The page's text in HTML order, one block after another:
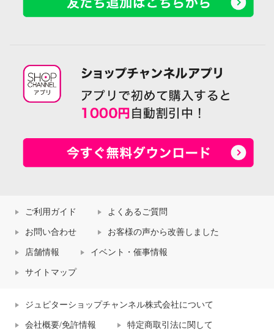
ご利用ガイド よくあるご質問
お問い合わせ お客様の声から改善しました
店舗情報 イベント・催事情報
サイトマップ
ジュピターショップチャンネル株式会社について
会社概要/免許情報 特定商取引法に関して